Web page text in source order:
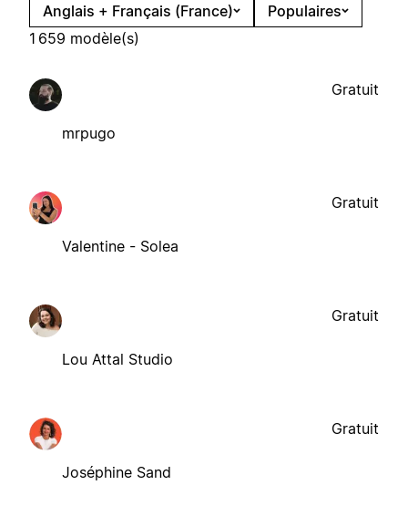
Anglais + Français (France)
Populaires
1 659 modèle(s)
mrpugo
Gratuit
Valentine - Solea
Gratuit
Lou Attal Studio
Gratuit
Joséphine Sand
Gratuit